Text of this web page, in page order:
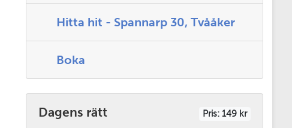
Hitta hit - Spannarp 30, Tvååker
Boka
Dagens rätt Pris: 149 kr